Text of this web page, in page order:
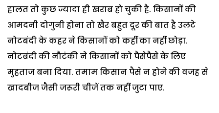
हालत तो कुछ ज्यादा ही खराब हो चुकी है. किसानों की
आमदनी दोगुनी होना तो खैर बहुत दूर की बात है उलटे
नोटबंदी के कहर ने किसानों को कहीं का नहीं छोड़ा.
नोटबंदी की नौटंकी ने किसानों को पैसेपैसे के लिए
मुहताज बना दिया. तमाम किसान पैसे न होने की वजह से
खादबीज जैसी जरूरी चीजें तक नहीं जुटा पाए.